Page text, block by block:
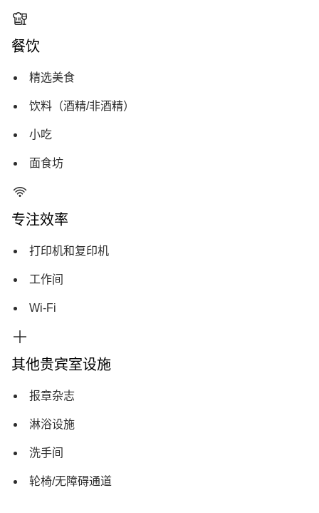
餐饮
精选美食
饮料（酒精/非酒精）
小吃
面食坊
专注效率
打印机和复印机
工作间
Wi-Fi
其他贵宾室设施
报章杂志
淋浴设施
洗手间
轮椅/无障碍通道